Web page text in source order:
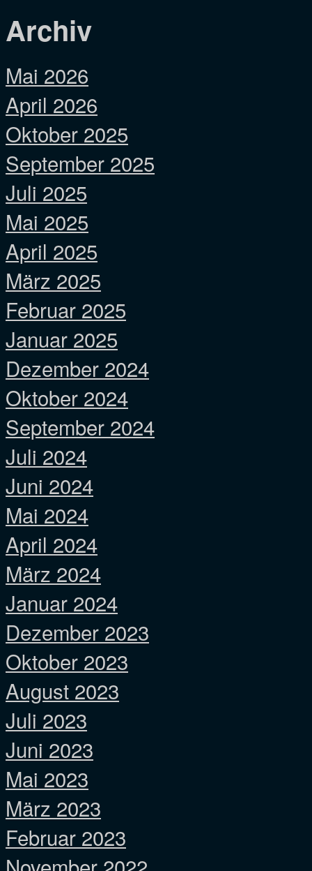
Archiv
Mai 2026
April 2026
Oktober 2025
September 2025
Juli 2025
Mai 2025
April 2025
März 2025
Februar 2025
Januar 2025
Dezember 2024
Oktober 2024
September 2024
Juli 2024
Juni 2024
Mai 2024
April 2024
März 2024
Januar 2024
Dezember 2023
Oktober 2023
August 2023
Juli 2023
Juni 2023
Mai 2023
März 2023
Februar 2023